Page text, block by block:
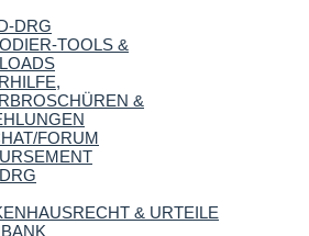
DRG
TOOLS &
&
FORUM
& URTEILE